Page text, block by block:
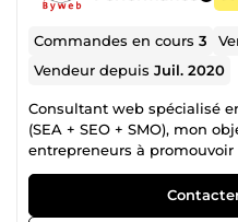
Commandes en cours3
Vendeur depuisJuil. 2020
Consultant web spécialisé
(SEA + SEO + SMO), mon
entrepreneurs à
plus de clients à travers
Comment ? Entouré d'une
digital, nous sommes à votre